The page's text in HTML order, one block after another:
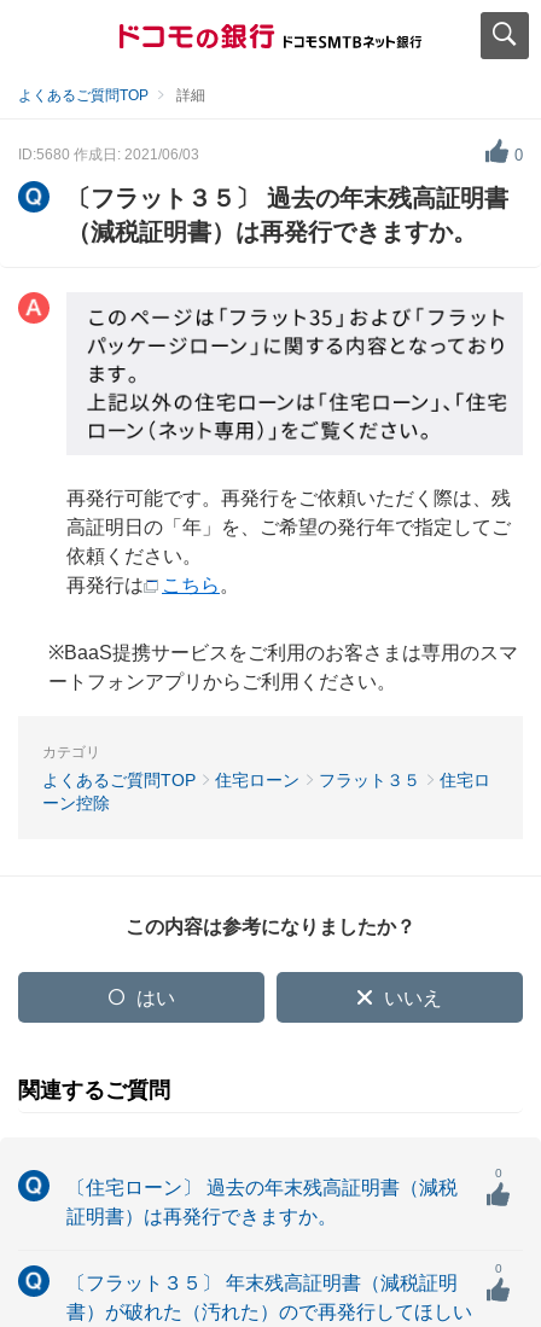
よくあるご質問TOP 詳細
ID:5680 作成日: 2021/06/03 0
〔フラット３５〕 過去の年末残高証明書
（減税証明書）は再発行できますか。
再発行可能です。再発行をご依頼いただく際は、残
高証明日の「年」を、ご希望の発行年で指定してご
依頼ください。
再発行は
こちら 。
※BaaS提携サービスをご利用のお客さまは専用のスマ
ートフォンアプリからご利用ください。
カテゴリ
よくあるご質問TOP 住宅ローン フラット３５
住宅ロ
ーン控除
この内容は参考になりましたか？
はい いいえ
関連するご質問
〔住宅ローン〕 過去の年末残高証明書（減税
証明書）は再発行できますか。
0
〔フラット３５〕 年末残高証明書（減税証明
書）が破れた（汚れた）ので再発行してほしい
0